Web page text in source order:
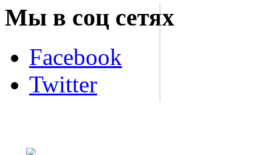
Мы в соц сетях
Facebook
Twitter